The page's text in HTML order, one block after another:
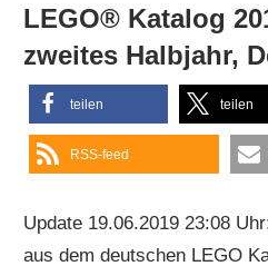
LEGO® Katalog
zweites Halbjahr,
teilen teilen
RSS-feed
Update 19.06.2019 23:08
aus dem deutschen LEGO